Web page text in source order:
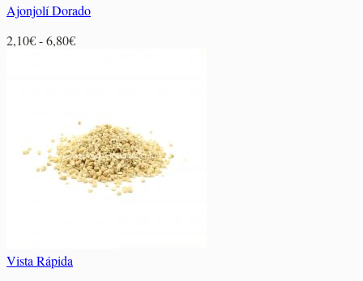
Ajonjolí Dorado
2,10€-6,80€Rango
hasta
6,80€
Vista Rápida